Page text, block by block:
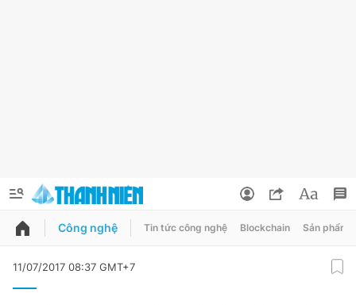
QUẢNG CÁO ĐẶT BÁO
Công nghệ Tin tức công nghệ Blockchain Sản phẩm
11/07/2017 08:37 GMT+7